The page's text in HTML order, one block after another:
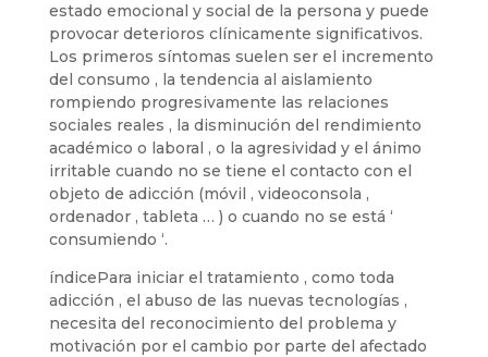
estado emocional y social de la persona y puede
provocar deterioros clínicamente significativos.
Los primeros síntomas suelen ser el incremento
del consumo , la tendencia al aislamiento
rompiendo progresivamente las relaciones
sociales reales , la disminución del rendimiento
académico o laboral , o la agresividad y el ánimo
irritable cuando no se tiene el contacto con el
objeto de adicción (móvil , videoconsola ,
ordenador , tableta … ) o cuando no se está ‘
consumiendo ‘.
índicePara iniciar el tratamiento , como toda
adicción , el abuso de las nuevas tecnologías ,
necesita del reconocimiento del problema y
motivación por el cambio por parte del afectado